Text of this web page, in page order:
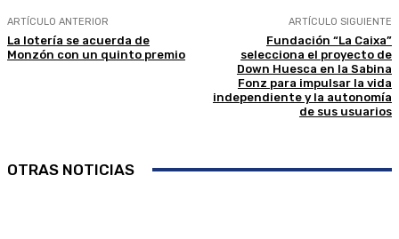
ARTÍCULO ANTERIOR
La lotería se acuerda de
Monzón con un quinto premio
ARTÍCULO SIGUIENTE
Fundación “La Caixa”
selecciona el proyecto de
Down Huesca en la Sabina
Fonz para impulsar la vida
independiente y la autonomía
de sus usuarios
OTRAS NOTICIAS